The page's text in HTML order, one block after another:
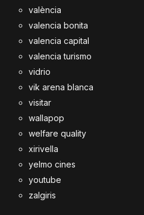
valència
valencia bonita
valencia capital
valencia turismo
vidrio
vik arena blanca
visitar
wallapop
welfare quality
xirivella
yelmo cines
youtube
zalgiris